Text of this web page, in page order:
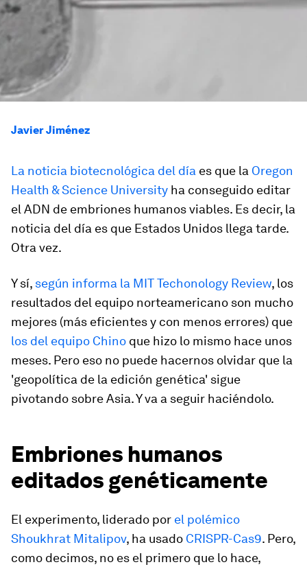
Javier Jiménez
La noticia biotecnológica del día es que la Oregon
Health & Science University ha conseguido editar
el ADN de embriones humanos viables. Es decir, la
noticia del día es que Estados Unidos llega tarde.
Otra vez.
Y sí, según informa la MIT Techonology Review, los
resultados del equipo norteamericano son mucho
mejores (más eficientes y con menos errores) que
los del equipo Chino que hizo lo mismo hace unos
meses. Pero eso no puede hacernos olvidar que la
'geopolítica de la edición genética' sigue
pivotando sobre Asia. Y va a seguir haciéndolo.
Embriones humanos
editados genéticamente
El experimento, liderado por el polémico
Shoukhrat Mitalipov, ha usado CRISPR-Cas9. Pero,
como decimos, no es el primero que lo hace,